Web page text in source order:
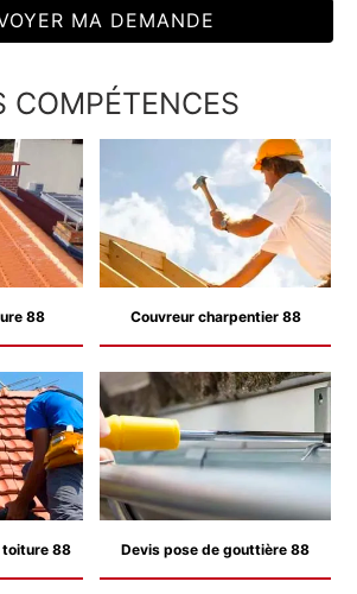
COMPÉTENCES
88 Couvreur charpentier 88
toiture 88 Devis pose de gouttière 88